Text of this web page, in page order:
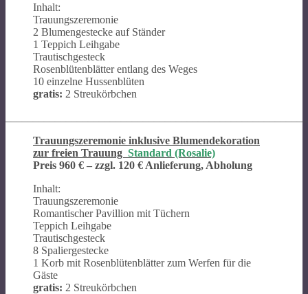
Inhalt:
Trauungszeremonie
2 Blumengestecke auf Ständer
1 Teppich Leihgabe
Trautischgesteck
Rosenblütenblätter entlang des Weges
10 einzelne Hussenblüten
gratis: 2 Streukörbchen
Trauungszeremonie inklusive Blumendekoration
zur freien Trauung Standard (Rosalie)
Preis 960 € – zzgl. 120 € Anlieferung, Abholung
Inhalt:
Trauungszeremonie
Romantischer Pavillion mit Tüchern
Teppich Leihgabe
Trautischgesteck
8 Spaliergestecke
1 Korb mit Rosenblütenblätter zum Werfen für die
Gäste
gratis: 2 Streukörbchen